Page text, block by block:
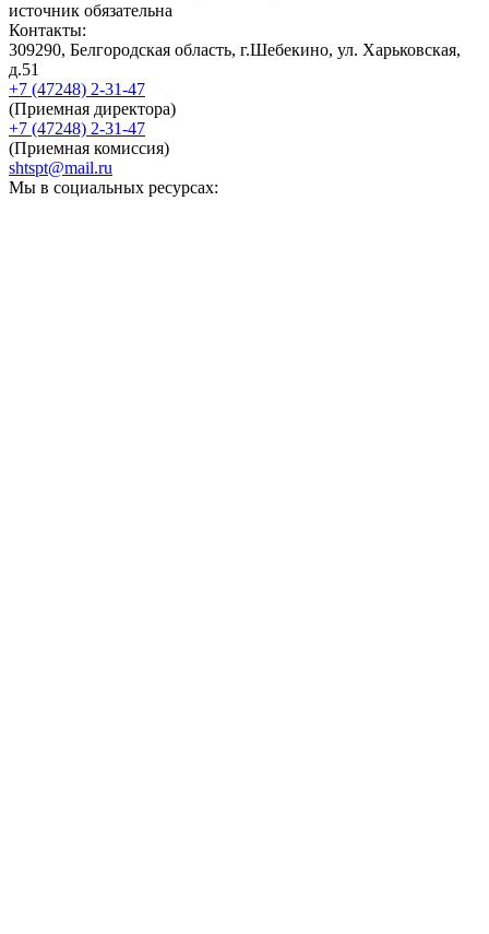
источник обязательна
Контакты:
309290, Белгородская область, г.Шебекино, ул. Харьковская,
д.51
+7 (47248) 2-31-47
(Приемная директора)
+7 (47248) 2-31-47
(Приемная комиссия)
shtspt@mail.ru
Мы в социальных ресурсах: